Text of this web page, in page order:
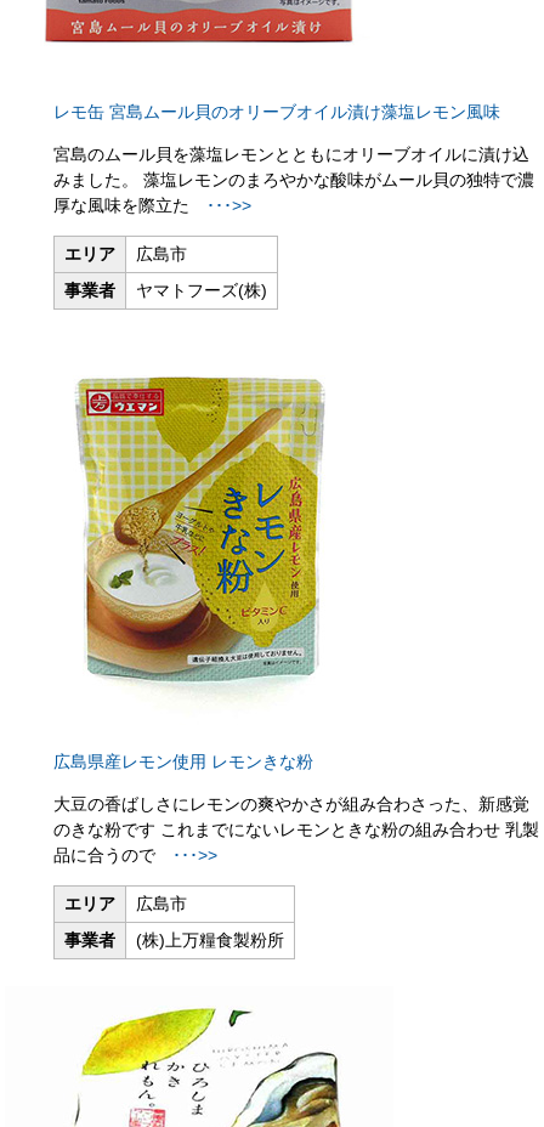
レモ缶 宮島ムール貝のオリーブオイル漬け藻塩レモン風味
宮島のムール貝を藻塩レモンとともにオリーブオイルに漬け込
みました。 藻塩レモンのまろやかな酸味がムール貝の独特で濃
厚な風味を際立た
･･･>>
エリア
広島市
事業者
ヤマトフーズ(株)
広島県産レモン使用 レモンきな粉
大豆の香ばしさにレモンの爽やかさが組み合わさった、新感覚
のきな粉です これまでにないレモンときな粉の組み合わせ 乳製
品に合うので
･･･>>
エリア
広島市
事業者
(株)上万糧食製粉所